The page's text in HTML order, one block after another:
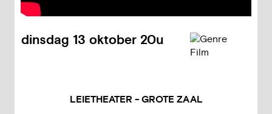
dinsdag 13 oktober 20u
LEIETHEATER - GROTE ZAAL